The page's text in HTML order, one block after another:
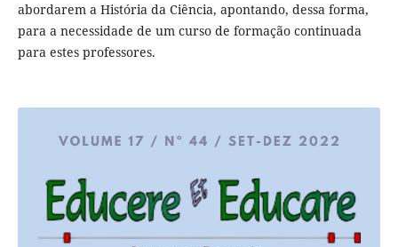
abordarem a História da Ciência, apontando, dessa forma,
para a necessidade de um curso de formação continuada
para estes professores.